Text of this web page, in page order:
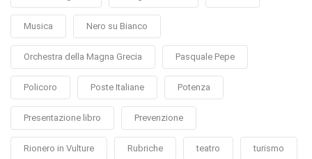
Musica Nero su Bianco
Orchestra della Magna Grecia Pasquale Pepe
Policoro Poste Italiane Potenza
Presentazione libro Prevenzione
Rionero in Vulture Rubriche teatro turismo